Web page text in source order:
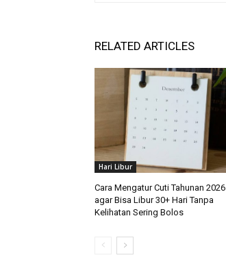
RELATED ARTICLES
Hari Libur
Cara Mengatur Cuti Tahunan 2026
agar Bisa Libur 30+ Hari Tanpa
Kelihatan Sering Bolos